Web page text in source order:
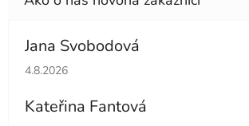
Jana Svobodová
Hodnotenie obchodu je 5 z 5 hviezdičiek.
4.8.2026
Kateřina Fantová